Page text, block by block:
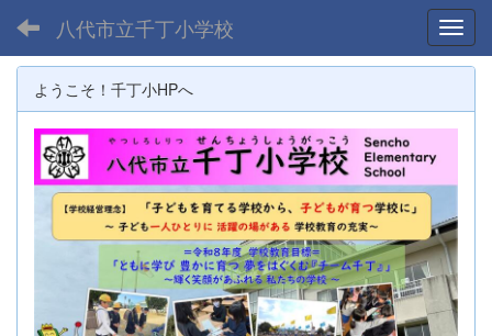
八代市立千丁小学校
ようこそ！千丁小HPへ